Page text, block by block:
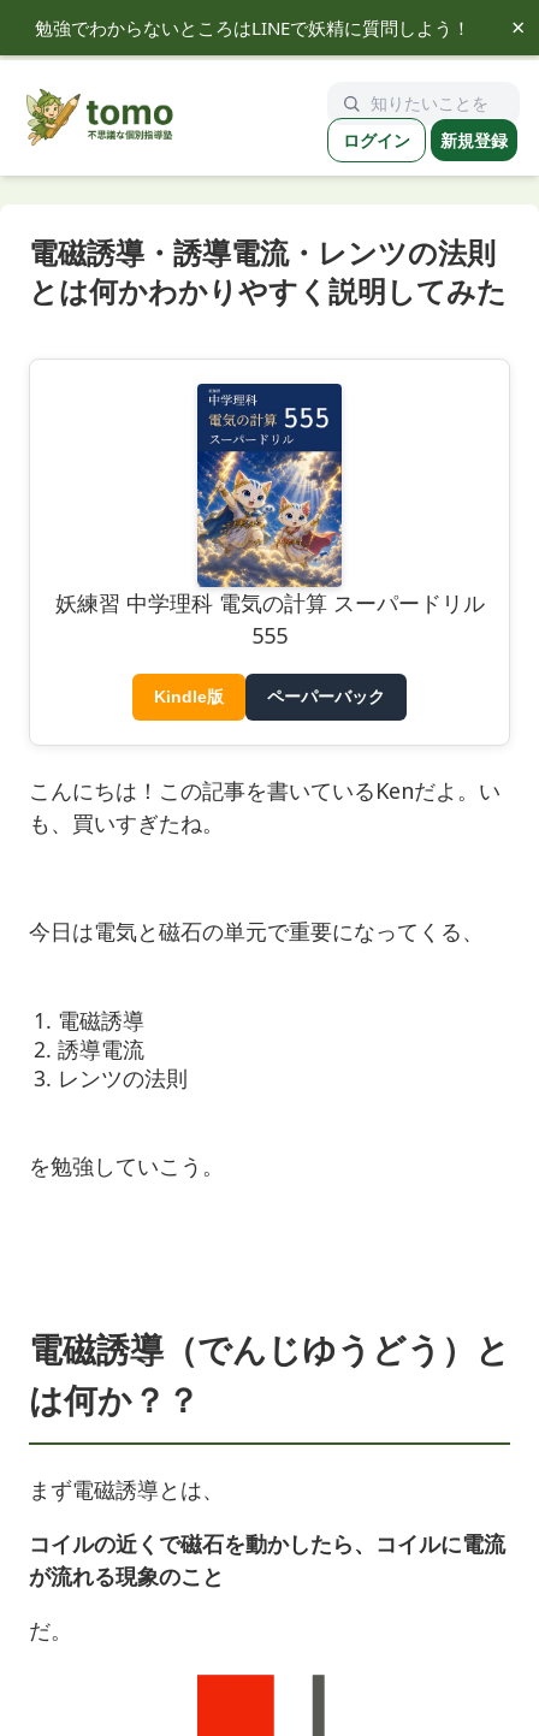
勉強でわからないところはLINEで妖精に質問しよう！ ×
tomo ログイン 新規登録
電磁誘導・誘導電流・レンツの法則
とは何かわかりやすく説明してみた
妖練習 中学理科 電気の計算 スーパードリル
555
Kindle版 ペーパーバック
こんにちは！この記事を書いているKenだよ。い
も、買いすぎたね。
今日は電気と磁石の単元で重要になってくる、
電磁誘導
誘導電流
レンツの法則
を勉強していこう。
電磁誘導（でんじゆうどう）と
は何か？？
まず電磁誘導とは、
コイルの近くで磁石を動かしたら、コイルに電流
が流れる現象のこと
だ。